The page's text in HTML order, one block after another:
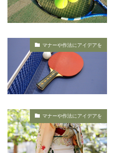
マナーや作法にアイデアを
マナーや作法にアイデアを